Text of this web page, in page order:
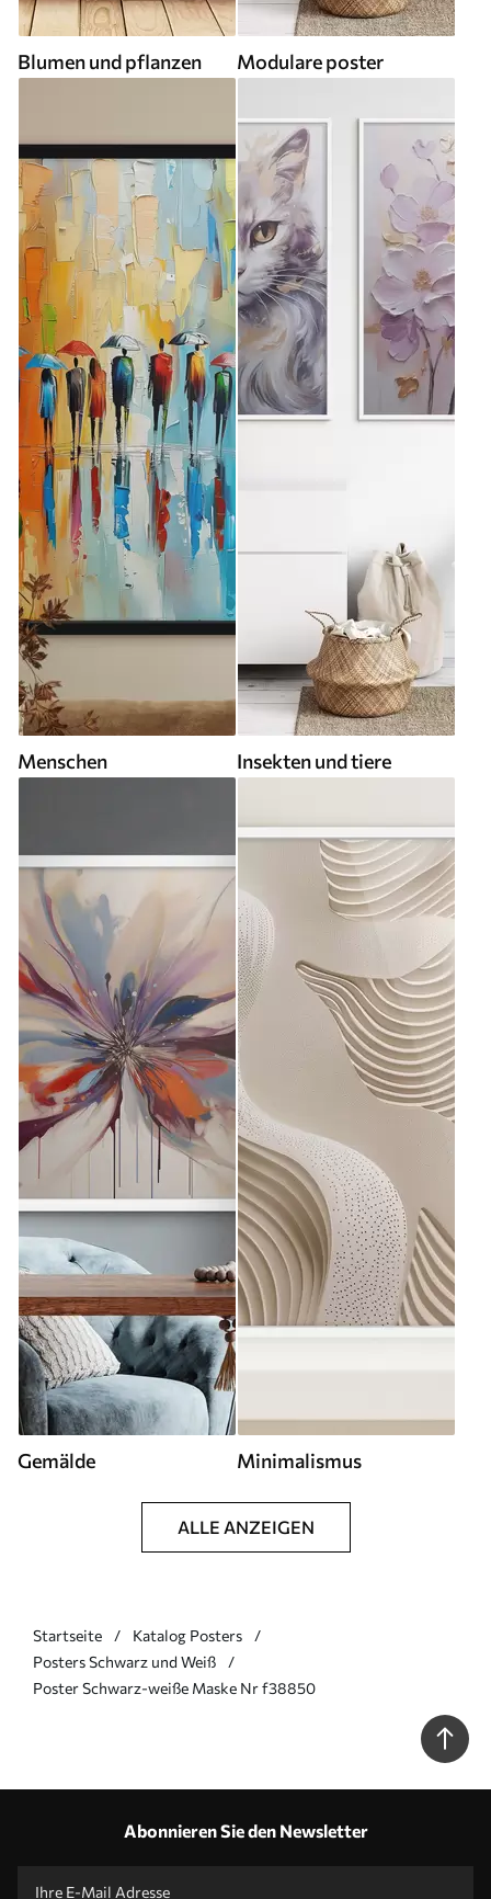
Blumen und pflanzen Modulare poster
Menschen Insekten und tiere
Gemälde Minimalismus
ALLE ANZEIGEN
Startseite
Katalog Posters
Posters Schwarz und Weiß
Poster Schwarz-weiße Maske Nr f38850
Abonnieren Sie den Newsletter